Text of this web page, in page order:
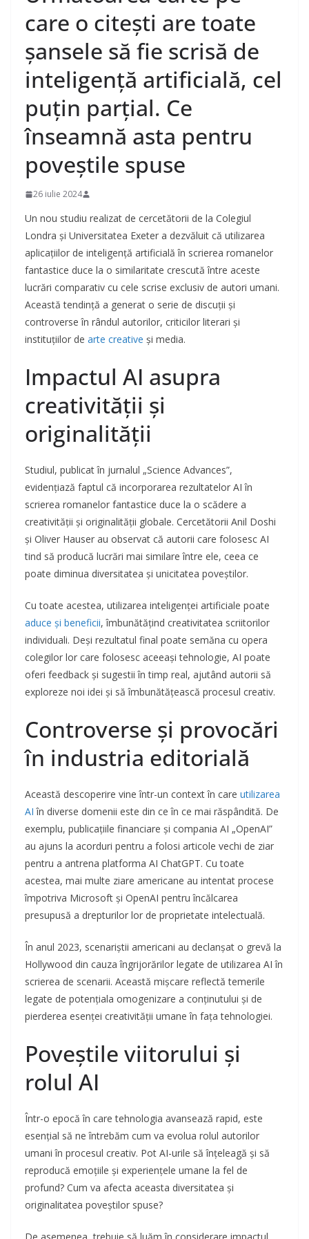
care o citești are toate
șansele să fie scrisă de
inteligență artificială, cel
puțin parțial. Ce
înseamnă asta pentru
poveștile spuse
26 iulie 2024
Un nou studiu realizat de cercetătorii de la Colegiul
Londra și Universitatea Exeter a dezvăluit că utilizarea
aplicațiilor de inteligență artificială în scrierea romanelor
fantastice duce la o similaritate crescută între aceste
lucrări comparativ cu cele scrise exclusiv de autori umani.
Această tendință a generat o serie de discuții și
controverse în rândul autorilor, criticilor literari și
instituțiilor de arte creative și media.
Impactul AI asupra
creativității și
originalității
Studiul, publicat în jurnalul „Science Advances”,
evidențiază faptul că incorporarea rezultatelor AI în
scrierea romanelor fantastice duce la o scădere a
creativității și originalității globale. Cercetătorii Anil Doshi
și Oliver Hauser au observat că autorii care folosesc AI
tind să producă lucrări mai similare între ele, ceea ce
poate diminua diversitatea și unicitatea poveștilor.
Cu toate acestea, utilizarea inteligenței artificiale poate
aduce și beneficii, îmbunătățind creativitatea scriitorilor
individuali. Deși rezultatul final poate semăna cu opera
colegilor lor care folosesc aceeași tehnologie, AI poate
oferi feedback și sugestii în timp real, ajutând autorii să
exploreze noi idei și să îmbunătățească procesul creativ.
Controverse și provocări
în industria editorială
Această descoperire vine într-un context în care utilizarea
AI în diverse domenii este din ce în ce mai răspândită. De
exemplu, publicațiile financiare și compania AI „OpenAI”
au ajuns la acorduri pentru a folosi articole vechi de ziar
pentru a antrena platforma AI ChatGPT. Cu toate
acestea, mai multe ziare americane au intentat procese
împotriva Microsoft și OpenAI pentru încălcarea
presupusă a drepturilor lor de proprietate intelectuală.
În anul 2023, scenariștii americani au declanșat o grevă la
Hollywood din cauza îngrijorărilor legate de utilizarea AI în
scrierea de scenarii. Această mișcare reflectă temerile
legate de potențiala omogenizare a conținutului și de
pierderea esenței creativității umane în fața tehnologiei.
Poveștile viitorului și
rolul AI
Într-o epocă în care tehnologia avansează rapid, este
esențial să ne întrebăm cum va evolua rolul autorilor
umani în procesul creativ. Pot AI-urile să înțeleagă și să
reproducă emoțiile și experiențele umane la fel de
profund? Cum va afecta aceasta diversitatea și
originalitatea poveștilor spuse?